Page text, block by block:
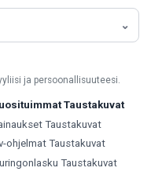
ja persoonallisuuteesi.
Taustakuvat
Taustakuvat
ohjelmat Taustakuvat
Taustakuvat